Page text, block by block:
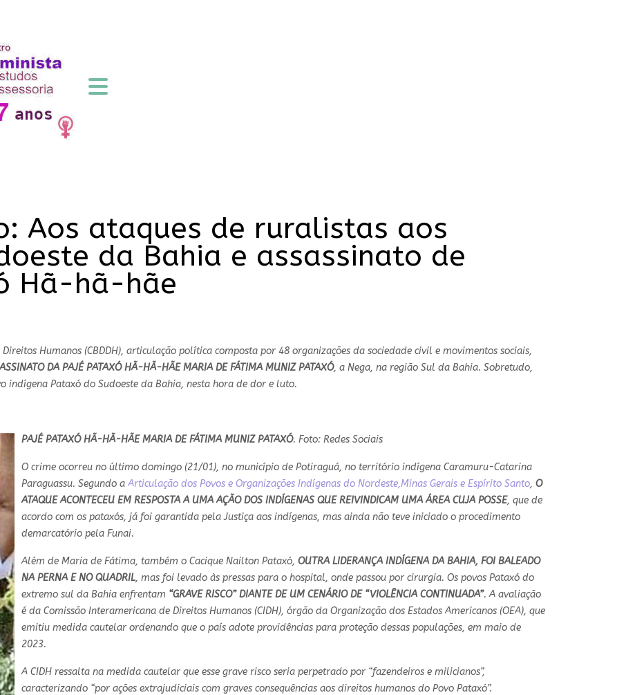
Aos ataques de ruralistas aos
da Bahia e assassinato de
Hã-hã-hãe
Humanos (CBDDH), articulação política composta por 48 organizações da sociedade civil e movimentos sociais,
DA PAJÉ PATAXÓ HÃ-HÃ-HÃE MARIA DE FÁTIMA MUNIZ PATAXÓ, a Nega, na região Sul da Bahia. Sobretudo,
Pataxó do Sudoeste da Bahia, nesta hora de dor e luto.
PAJÉ PATAXÓ HÃ-HÃ-HÃE MARIA DE FÁTIMA MUNIZ PATAXÓ. Foto: Redes Sociais
O crime ocorreu no último domingo (21/01), no município de Potiraguá, no território indígena Caramuru-Catarina
Paraguassu. Segundo a Articulação dos Povos e Organizações Indígenas do Nordeste,Minas Gerais e Espírito Santo, O
ATAQUE ACONTECEU EM RESPOSTA A UMA AÇÃO DOS INDÍGENAS QUE REIVINDICAM UMA ÁREA CUJA POSSE, que de
acordo com os pataxós, já foi garantida pela Justiça aos indígenas, mas ainda não teve iniciado o procedimento
demarcatório pela Funai.
Além de Maria de Fátima, também o Cacique Nailton Pataxó, OUTRA LIDERANÇA INDÍGENA DA BAHIA, FOI BALEADO
NA PERNA E NO QUADRIL, mas foi levado às pressas para o hospital, onde passou por cirurgia. Os povos Pataxó do
extremo sul da Bahia enfrentam “GRAVE RISCO” DIANTE DE UM CENÁRIO DE “VIOLÊNCIA CONTINUADA”. A avaliação
é da Comissão Interamericana de Direitos Humanos (CIDH), órgão da Organização dos Estados Americanos (OEA), que
emitiu medida cautelar ordenando que o país adote providências para proteção dessas populações, em maio de
2023.
A CIDH ressalta na medida cautelar que esse grave risco seria perpetrado por “fazendeiros e milicianos”,
caracterizando “por ações extrajudiciais com graves consequências aos direitos humanos do Povo Pataxó”.